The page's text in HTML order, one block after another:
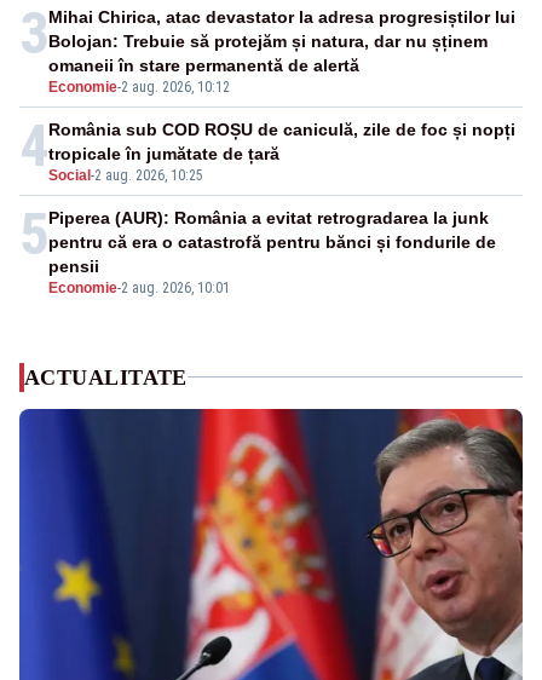
3
Economie-2 aug. 2026, 10:12
Mihai Chirica, atac devastator la adresa progresiștilor lui
Bolojan: Trebuie să protejăm și natura, dar nu șținem
omaneii în stare permanentă de alertă
4Social -2 aug. 2026, 10:25
România sub COD ROȘU de caniculă, zile de foc și nopți
tropicale în jumătate de țară
5
Economie-2 aug. 2026, 10:01
Piperea (AUR): România a evitat retrogradarea la junk
pentru că era o catastrofă pentru bănci și fondurile de
pensii
ACTUALITATE